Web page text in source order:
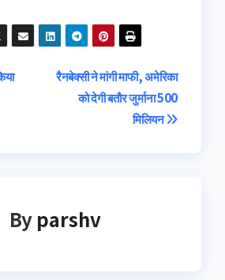
रैनबेक्‍सी ने मांगी माफी, अमेरिका
को देगी बतौर जुर्माना 500
मिलियन
By parshv